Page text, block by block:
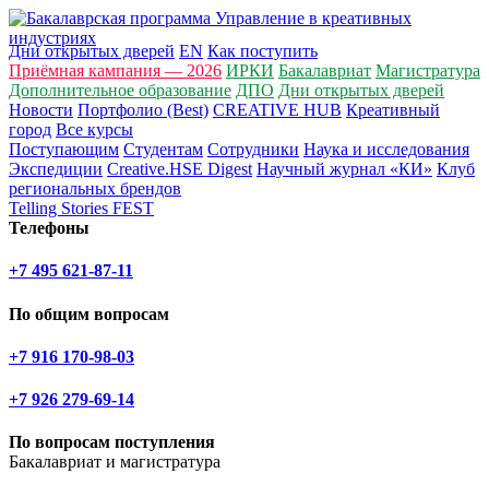
Дни открытых дверей EN Как поступить
Приёмная кампания — 2026 ИРКИ Бакалавриат Магистратура
Дополнительное образование ДПО Дни открытых дверей
Новости Портфолио (Best) CREATIVE HUB Креативный
город Все курсы
Поступающим Студентам Сотрудники Наука и исследования
Экспедиции Creative.HSE Digest Научный журнал «КИ» Клуб
региональных брендов
Telling Stories FEST
Телефоны
+7 495 621-87-11
По общим вопросам
+7 916 170-98-03
+7 926 279-69-14
По вопросам поступления
Бакалавриат и магистратура